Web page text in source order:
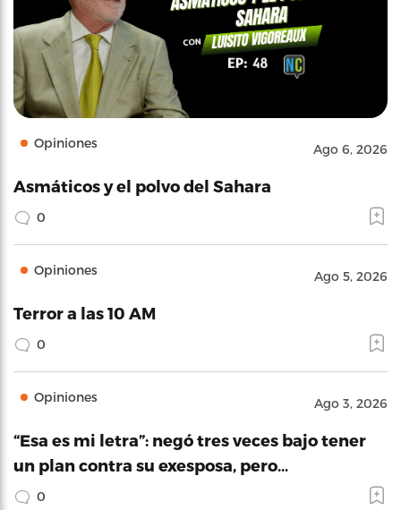
Opiniones Ago 6, 2026
Asmáticos y el polvo del Sahara
0
Opiniones Ago 5, 2026
Terror a las 10 AM
0
Opiniones Ago 3, 2026
“Esa es mi letra”: negó tres veces bajo tener
un plan contra su exesposa, pero…
0